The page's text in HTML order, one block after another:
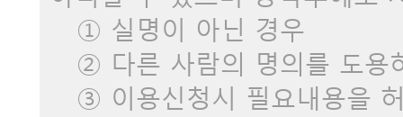
① 실명이 아닌 경우
② 다른 사람의 명의를 도용
③ 이용신청시 필요내용을